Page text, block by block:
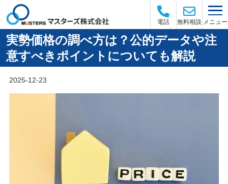
電話 無料相談 メニュー
実勢価格の調べ方は？公的データや注
意すべきポイントについても解説
2025-12-23